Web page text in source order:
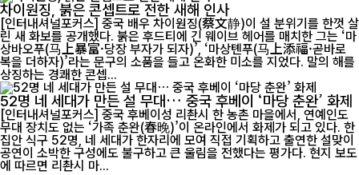
차이원징, 붉은 콘셉트로 전한 새해 인사
[인터내셔널포커스] 중국 배우 차이원징(蔡文静)이 설 분위기를 한껏 살
린 새 화보를 공개했다. 붉은 후드티에 긴 웨이브 헤어를 매치한 그는 ‘마
상바오푸(马上暴富·당장 부자가 되자)’, ‘마상톈푸(马上添福·곧바로
복을 더하자)’라는 문구의 소품을 들고 온화한 미소를 지었다. 말의 해를
상징하는 경쾌한 콘셉...
52명 네 세대가 만든 설 무대… 중국 후베이 ‘마당 춘완’ 화제
[인터내셔널포커스] 중국 후베이성 리촨시 한 농촌 마을에서, 연예인도
무대 장치도 없는 ‘가족 춘완(春晚)’이 온라인에서 화제가 되고 있다. 한
집안 식구 52명, 네 세대가 한자리에 모여 직접 기획하고 출연한 설맞이
공연이 소박한 구성에도 불구하고 큰 울림을 전했다는 평가다. 현지 보도
에 따르면 리촨시 마...